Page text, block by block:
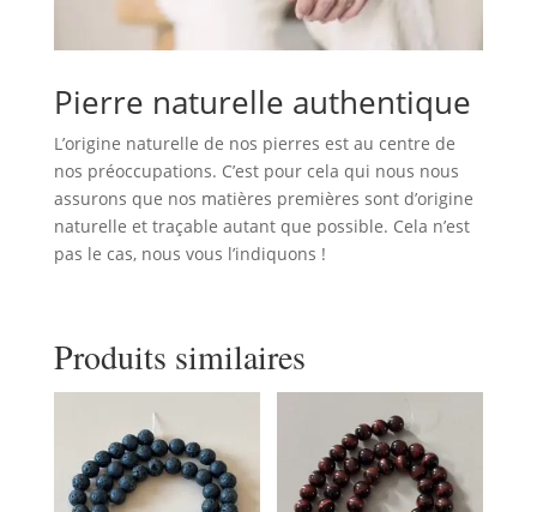
Pierre naturelle authentique
L’origine naturelle de nos pierres est au centre de
nos préoccupations. C’est pour cela qui nous nous
assurons que nos matières premières sont d’origine
naturelle et traçable autant que possible. Cela n’est
pas le cas, nous vous l’indiquons !
Produits similaires